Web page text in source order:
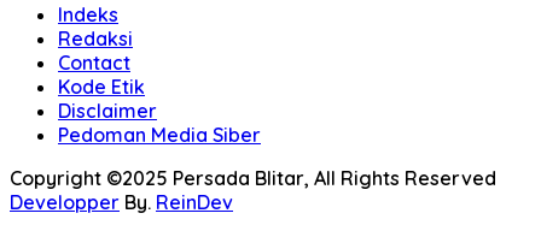
Indeks
Redaksi
Contact
Kode Etik
Disclaimer
Pedoman Media Siber
Copyright ©2025 Persada Blitar, All Rights Reserved
Developper By. ReinDev